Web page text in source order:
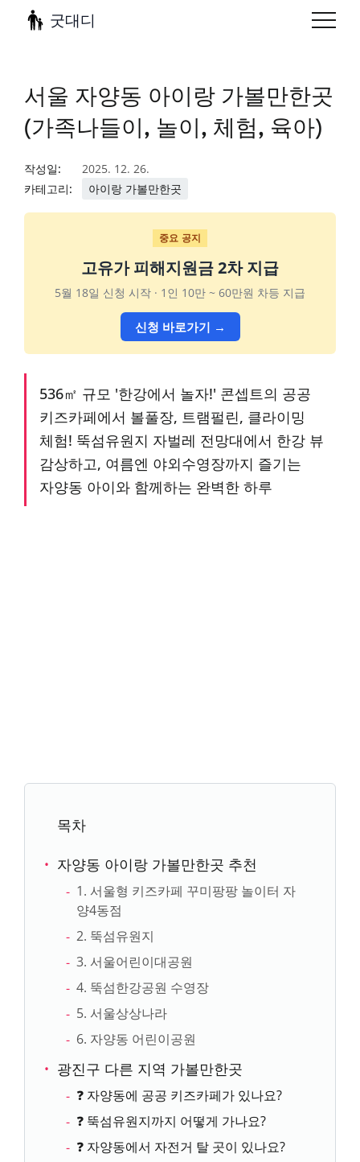
굿대디
서울 자양동 아이랑 가볼만한곳
(가족나들이, 놀이, 체험, 육아)
작성일:
2025. 12. 26.
카테고리:
아이랑 가볼만한곳
중요 공지
고유가 피해지원금 2차 지급
5월 18일 신청 시작 · 1인 10만 ~ 60만원 차등 지급
신청 바로가기 →
536㎡ 규모 '한강에서 놀자!' 콘셉트의 공공
키즈카페에서 볼풀장, 트램펄린, 클라이밍
체험! 뚝섬유원지 자벌레 전망대에서 한강 뷰
감상하고, 여름엔 야외수영장까지 즐기는
자양동 아이와 함께하는 완벽한 하루
목차
자양동 아이랑 가볼만한곳 추천
1. 서울형 키즈카페 꾸미팡팡 놀이터 자
양4동점
2. 뚝섬유원지
3. 서울어린이대공원
4. 뚝섬한강공원 수영장
5. 서울상상나라
6. 자양동 어린이공원
광진구 다른 지역 가볼만한곳
❓ 자양동에 공공 키즈카페가 있나요?
❓ 뚝섬유원지까지 어떻게 가나요?
❓ 자양동에서 자전거 탈 곳이 있나요?